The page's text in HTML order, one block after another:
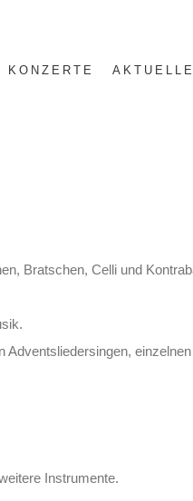
KONZERTE
Bratschen, Celli und
Instrumente.